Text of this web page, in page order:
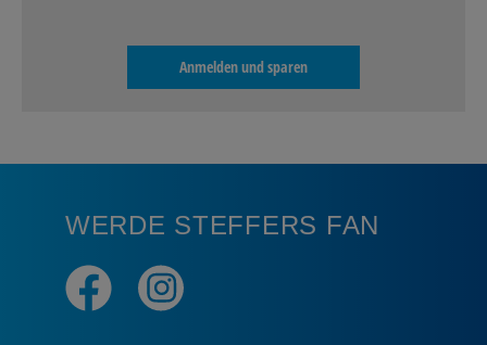
Anmelden und sparen
WERDE STEFFERS FAN